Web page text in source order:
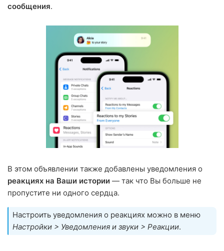
сообщения.
В этом объявлении также добавлены уведомления о
реакциях на Ваши истории — так что Вы больше не
пропустите ни одного сердца.
Настроить уведомления о реакциях можно в меню
Настройки > Уведомления и звуки > Реакции.